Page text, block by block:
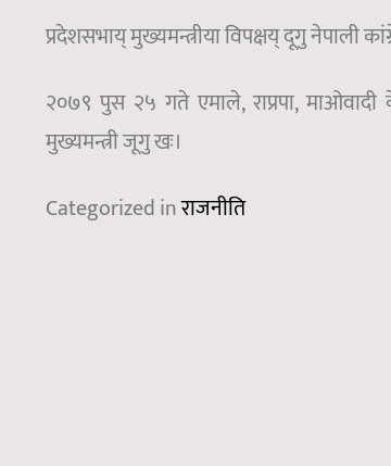
प्रदेशसभाय् मुख्यमन्त्रीया विपक्षय् दूगु नेपाली
२०७९ पुस २५ गते एमाले, राप्रपा, माओवादी
मुख्यमन्त्री जूगु खः।
Categorized inराजनीति